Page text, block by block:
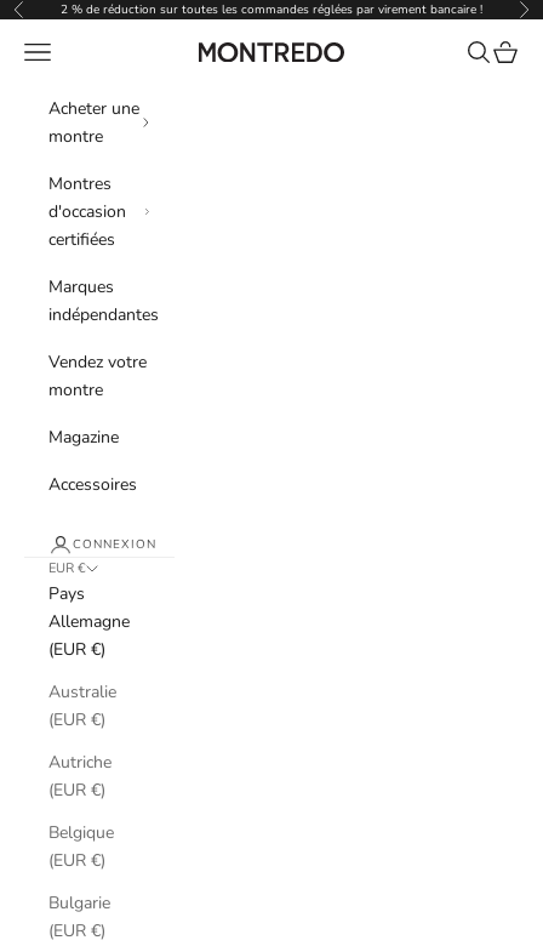
Passer au contenu
Précédent2 % de réduction sur toutes les commandes réglées par virement bancaire !
Montredo
Menu Recherche
Panier
Acheter une
montre
Montres
d'occasion
certifiées
Marques
indépendantes
Vendez votre
montre
Magazine
Accessoires
CONNEXION
EUR €
Pays
Allemagne
(EUR €)
Australie
(EUR €)
Autriche
(EUR €)
Belgique
(EUR €)
Bulgarie
(EUR €)